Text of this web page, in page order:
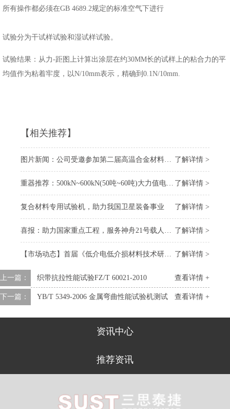
所有操作都必须在GB 4689.2规定的标准空气下进行
试验分为干试样试验和湿试样试验。
试验结果：从力-距图上计算出涂层在约30MM长的试样上的粘合力的平
均值作为粘着牢度，以N/10mm表示，精确到0.1N/10mm.
【相关推荐】
了解详情 >
图片新闻：公司受邀参加第二届高温合金材料大会
了解详情 >
重器推荐：500kN~600kN(50吨~60吨)大力值电子万能试验机
了解详情 >
复合材料专用试验机，助力我国卫星装备事业
了解详情 >
喜报：助力国家重点工程，服务神舟21号载人飞船 “上太空”
了解详情 >
【市场动态】首届《低介电低介损材料技术研讨会》召开，我司受邀参会
查看详情 +
上一篇： 织带抗拉性能试验FZ/T 60021-2010
查看详情 +
下一篇： YB/T 5349-2006 金属弯曲性能试验机测试
资讯中心
推荐资讯